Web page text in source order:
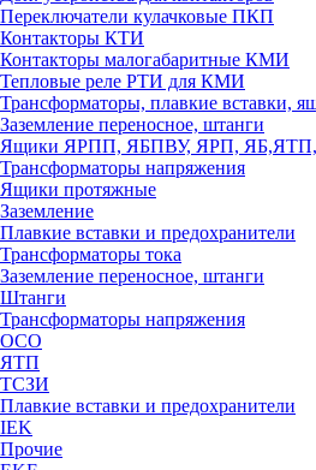
Переключатели кулачковые ПКП
Контакторы КТИ
Контакторы малогабаритные КМИ
Тепловые реле РTИ для КМИ
Трансформаторы, плавкие вставки,
Заземление переносное, штанги
Ящики ЯРПП, ЯБПВУ, ЯРП,
Трансформаторы напряжения
Ящики протяжные
Заземление
Плавкие вставки и предохранители
Трансформаторы тока
Заземление переносное, штанги
Штанги
Трансформаторы напряжения
ОСО
ЯТП
ТСЗИ
Плавкие вставки и предохранители
IEK
Прочие